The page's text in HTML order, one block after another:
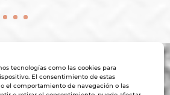
tecnologías como las cookies para
El consentimiento de estas
el comportamiento de navegación o las